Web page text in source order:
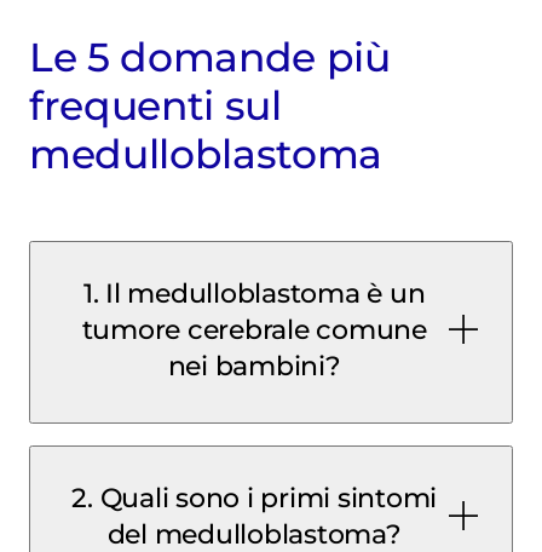
Le 5 domande più
frequenti sul
medulloblastoma
1. Il medulloblastoma è un
tumore cerebrale comune
nei bambini?
2. Quali sono i primi sintomi
del medulloblastoma?